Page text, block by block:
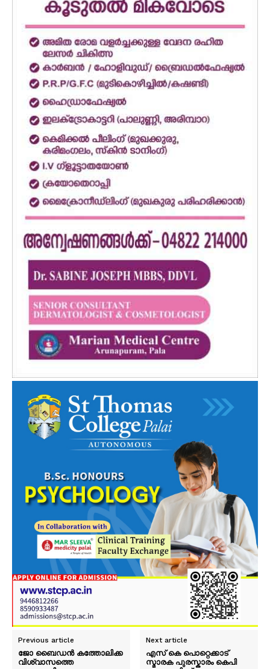
Previous article
ജോ ബൈഡന്‍ കത്തോലിക്ക
വിശ്വാസത്തെ
Next article
എസ് കെ പൊറ്റെക്കാട്
സ്മാരക പുരസ്കാരം കെപി